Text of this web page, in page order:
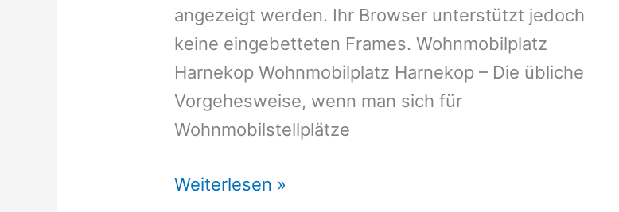
angezeigt werden. Ihr Browser unterstützt jedoch
keine eingebetteten Frames. Wohnmobilplatz
Harnekop Wohnmobilplatz Harnekop – Die übliche
Vorgehesweise, wenn man sich für
Wohnmobilstellplätze
Wohnmobilstellplätze
Weiterlesen »